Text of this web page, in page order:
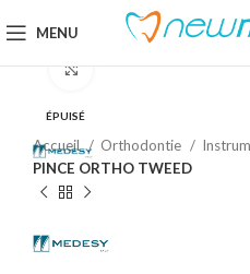
MENU
ÉPUISÉ
Accueil Orthodontie
PINCE ORTHO TWEED